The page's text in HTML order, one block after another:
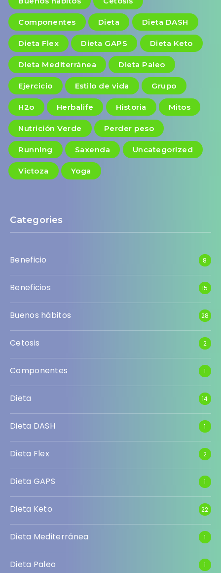
Componentes Dieta Dieta DASH
Dieta Flex Dieta GAPS Dieta Keto
Dieta Mediterránea Dieta Paleo
Ejercicio Estilo de vida Grupo
H2o Herbalife Historia Mitos
Nutrición Verde Perder peso
Running Saxenda Uncategorized
Victoza Yoga
Categories
Beneficio 8
Beneficios 15
Buenos hábitos 28
Cetosis 2
Componentes 1
Dieta 14
Dieta DASH 1
Dieta Flex 2
Dieta GAPS 1
Dieta Keto 22
Dieta Mediterránea 1
Dieta Paleo 1